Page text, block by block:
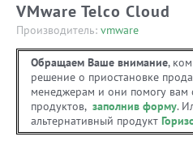
VMware Telco Cloud
Производитель: vmware
Обращаем Ваше внимание,
решение о приостановке
менеджерам и они помогу вам
продуктов, заполнив форму.
альтернативный продукт